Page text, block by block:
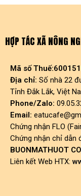
HỢP TÁC XÃ NÔNG
Mã số
Địa chỉ: Số nhà 22
Tỉnh Đắk Lắk, Việt
Phone/Zalo:
Email:
Chứng nhận FLO
Chứng nhận chỉ dẫn
BUONMATHUOT
Liên kết Web HTX: